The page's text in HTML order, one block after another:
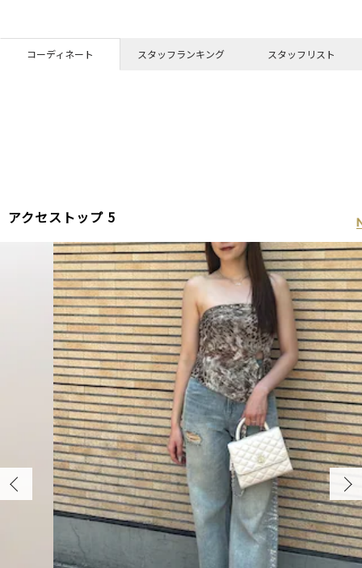
コーディネート スタッフランキング スタッフリスト
アクセストップ 5